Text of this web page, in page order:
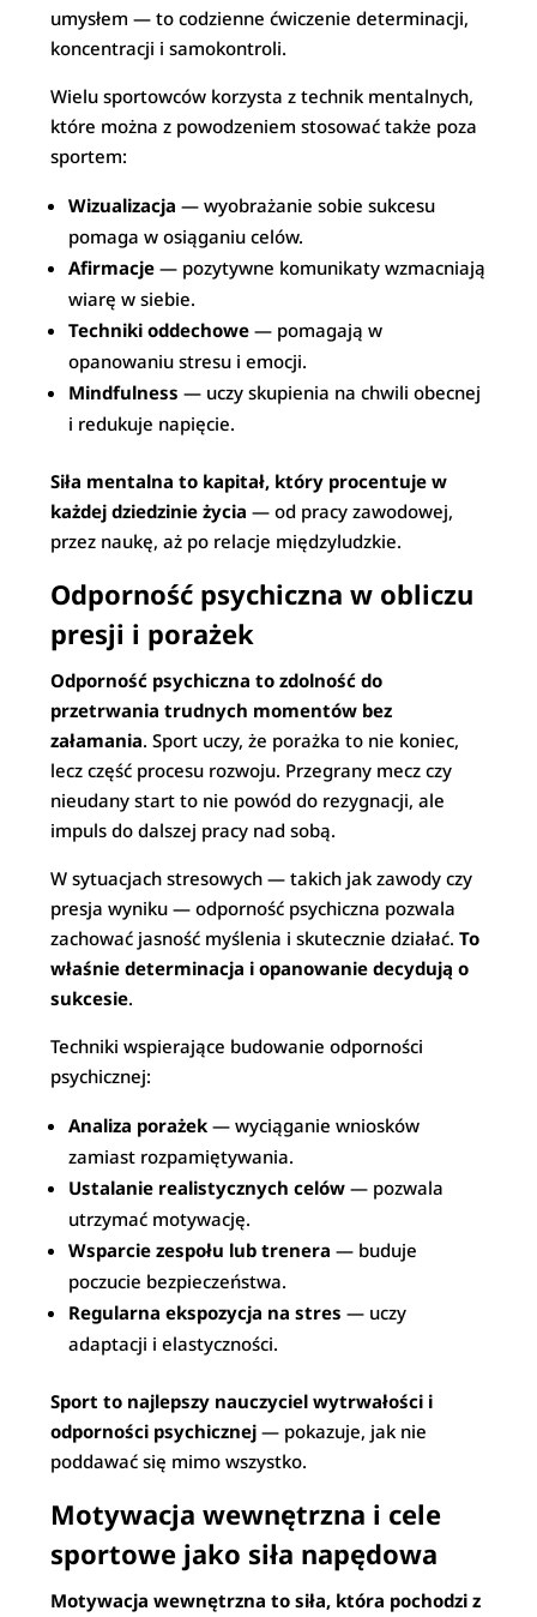
umysłem — to codzienne ćwiczenie determinacji,
koncentracji i samokontroli.
Wielu sportowców korzysta z technik mentalnych,
które można z powodzeniem stosować także poza
sportem:
Wizualizacja — wyobrażanie sobie sukcesu
pomaga w osiąganiu celów.
Afirmacje — pozytywne komunikaty wzmacniają
wiarę w siebie.
Techniki oddechowe — pomagają w
opanowaniu stresu i emocji.
Mindfulness — uczy skupienia na chwili obecnej
i redukuje napięcie.
Siła mentalna to kapitał, który procentuje w
każdej dziedzinie życia — od pracy zawodowej,
przez naukę, aż po relacje międzyludzkie.
Odporność psychiczna w obliczu
presji i porażek
Odporność psychiczna to zdolność do
przetrwania trudnych momentów bez
załamania. Sport uczy, że porażka to nie koniec,
lecz część procesu rozwoju. Przegrany mecz czy
nieudany start to nie powód do rezygnacji, ale
impuls do dalszej pracy nad sobą.
W sytuacjach stresowych — takich jak zawody czy
presja wyniku — odporność psychiczna pozwala
zachować jasność myślenia i skutecznie działać.To
właśnie determinacja i opanowanie decydują o
sukcesie.
Techniki wspierające budowanie odporności
psychicznej:
Analiza porażek — wyciąganie wniosków
zamiast rozpamiętywania.
Ustalanie realistycznych celów — pozwala
utrzymać motywację.
Wsparcie zespołu lub trenera — buduje
poczucie bezpieczeństwa.
Regularna ekspozycja na stres — uczy
adaptacji i elastyczności.
Sport to najlepszy nauczyciel wytrwałości i
odporności psychicznej — pokazuje, jak nie
poddawać się mimo wszystko.
Motywacja wewnętrzna i cele
sportowe jako siła napędowa
Motywacja wewnętrzna to siła, która pochodzi z